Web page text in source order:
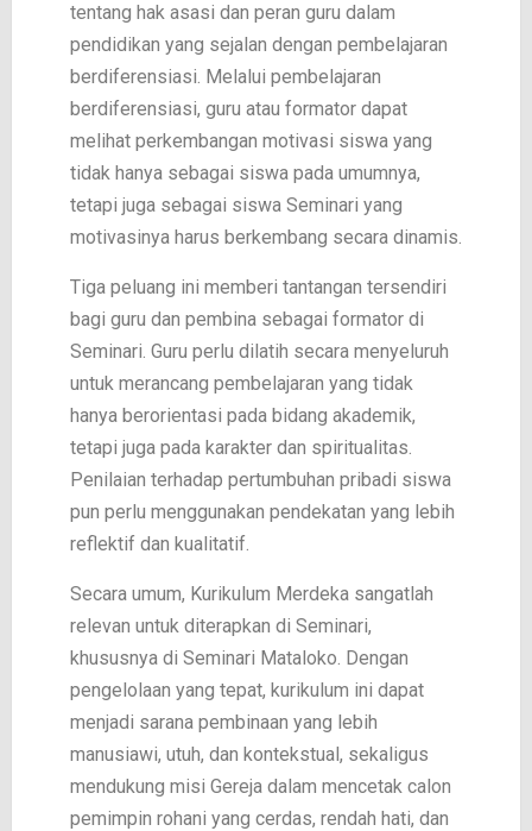
tentang hak asasi dan peran guru dalam
pendidikan yang sejalan dengan pembelajaran
berdiferensiasi. Melalui pembelajaran
berdiferensiasi, guru atau formator dapat
melihat perkembangan motivasi siswa yang
tidak hanya sebagai siswa pada umumnya,
tetapi juga sebagai siswa Seminari yang
motivasinya harus berkembang secara dinamis.
Tiga peluang ini memberi tantangan tersendiri
bagi guru dan pembina sebagai formator di
Seminari. Guru perlu dilatih secara menyeluruh
untuk merancang pembelajaran yang tidak
hanya berorientasi pada bidang akademik,
tetapi juga pada karakter dan spiritualitas.
Penilaian terhadap pertumbuhan pribadi siswa
pun perlu menggunakan pendekatan yang lebih
reflektif dan kualitatif.
Secara umum, Kurikulum Merdeka sangatlah
relevan untuk diterapkan di Seminari,
khususnya di Seminari Mataloko. Dengan
pengelolaan yang tepat, kurikulum ini dapat
menjadi sarana pembinaan yang lebih
manusiawi, utuh, dan kontekstual, sekaligus
mendukung misi Gereja dalam mencetak calon
pemimpin rohani yang cerdas, rendah hati, dan